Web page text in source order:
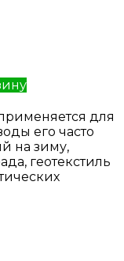
для
его часто
на зиму,
геотекстиль